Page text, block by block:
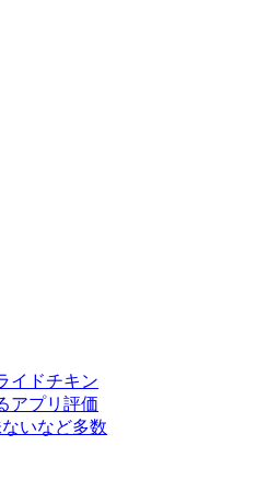
イドチキン
アプリ評価
いなど多数